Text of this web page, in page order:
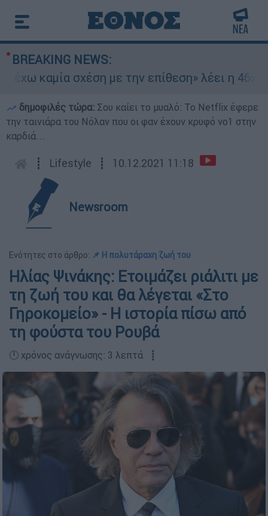
BREAKING NEWS:
καμία σχέση με την επίθεση» λέει η 46χρονη
δημοφιλές τώρα: Σου καίει το μυαλό: Το Netflix έφερε
την ταινιάρα του Νόλαν που οι φαν έχουν κρυφό νο1 στην
καρδιά...
┋ Lifestyle ┋ 10.12.2021 11:18
Newsroom
Ενότητες στο άρθρο: 📌 Η πολυτάραχη ζωή του
Ηλίας Ψινάκης: Ετοιμάζει ριάλιτι με
τη ζωή του και θα λέγεται «Στο
Γηροκομείο» - Η ιστορία πίσω από
τη φούστα του Ρουβά
🕛 χρόνος ανάγνωσης: 3 λεπτά ┋